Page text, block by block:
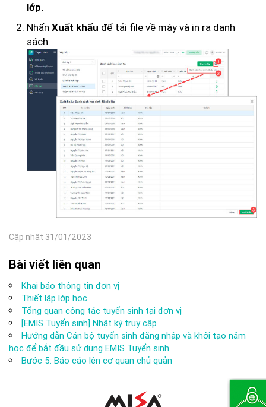
lớp.
Nhấn Xuất khẩu để tải file về máy và in ra danh
sách.
Cập nhật 31/01/2023
Bài viết liên quan
Khai báo thông tin đơn vị
Thiết lập lớp học
Tổng quan công tác tuyển sinh tại đơn vị
[EMIS Tuyển sinh] Nhật ký truy cập
Hướng dẫn Cán bộ tuyển sinh đăng nhập và khởi tạo năm
học để bắt đầu sử dụng EMIS Tuyển sinh
Bước 5: Báo cáo lên cơ quan chủ quản